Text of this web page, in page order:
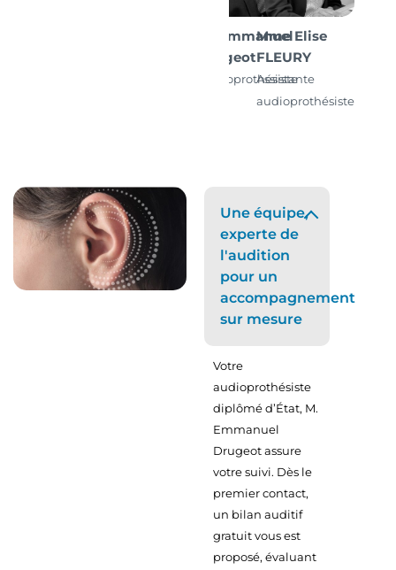
M. Emmanuel
Drugeot
Audioprothésiste
Mme Elise
FLEURY
Assistante
audioprothésiste
Une équipe,
experte de
l'audition
pour un
accompagnement
sur mesure
Votre
audioprothésiste
diplômé d’État, M.
Emmanuel
Drugeot assure
votre suivi. Dès le
premier contact,
un bilan auditif
gratuit vous est
proposé, évaluant